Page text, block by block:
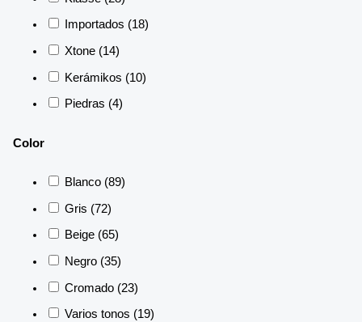
Importados (18)
Xtone (14)
Kerámikos (10)
Piedras (4)
Color
Blanco (89)
Gris (72)
Beige (65)
Negro (35)
Cromado (23)
Varios tonos (19)